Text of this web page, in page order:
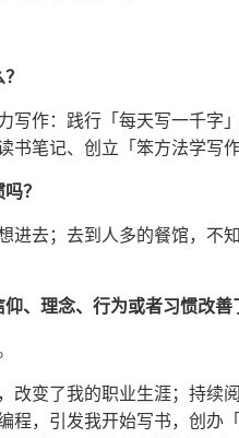
写作：践行「每天写一千字
书笔记、创立「笨方法学写
？
进去；去到人多的餐馆，不
、理念、行为或者习惯改善
改变了我的职业生涯；持续
程，引发我开始写书，创办